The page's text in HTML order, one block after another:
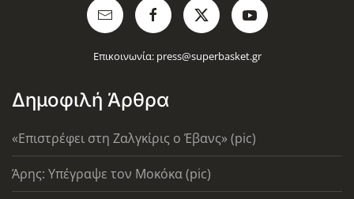
Επικοινωνία: press@superbasket.gr
Δημοφιλή Άρθρα
«Επιστρέφει στη Ζαλγκίρις ο Έβανς» (pic)
Άρης: Υπέγραψε τον Μοκόκα (pic)